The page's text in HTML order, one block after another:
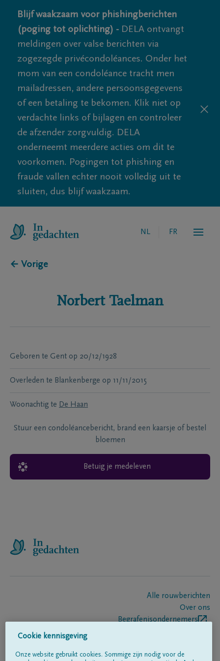
Blijf waakzaam voor phishingberichten
(poging tot oplichting) - DELA ontvangt
meldingen over valse berichten via
zogezegde privécondoléances. Onder het
mom van een condoléance tracht men
mailadressen, andere persoonsgegevens
of een betaling te bekomen. Klik niet op
verdachte links of bijlagen en controleer
de afzender zorgvuldig. DELA
onderneemt meerdere acties om dit te
voorkomen. Pogingen tot phishing en
fraude vallen echter nooit volledig uit te
sluiten, dus blijf waakzaam.
NL FR
← Vorige
Norbert Taelman
Geboren te Gent op 20/12/1928
Overleden te Blankenberge op 11/11/2015
Woonachtig te De Haan
Stuur een condoléancebericht, brand een kaarsje of bestel
bloemen
Betuig je medeleven
Alle rouwberichten
Over ons
Begrafenisondernemers
Cookie kennisgeving
Onze website gebruikt cookies. Sommige zijn nodig voor de